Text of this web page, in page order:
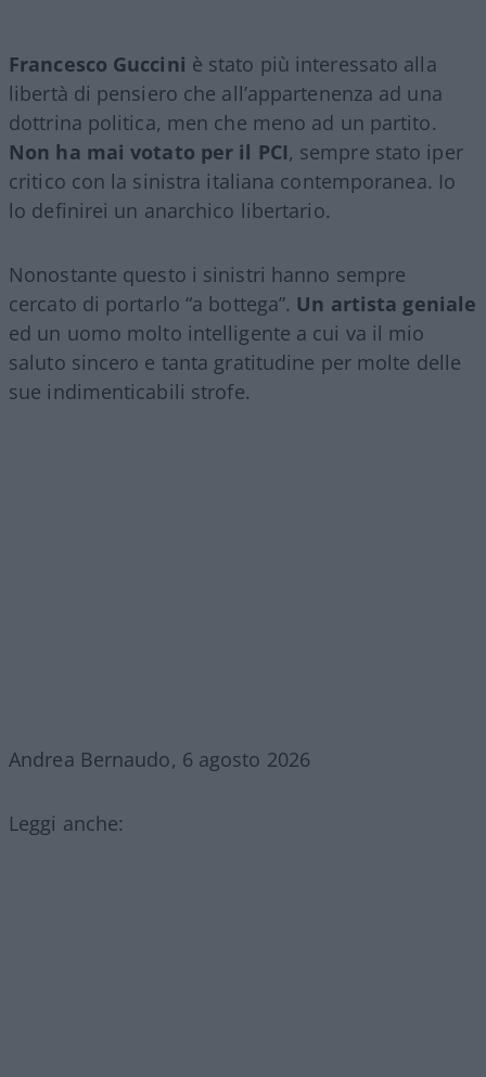
Francesco Guccini è stato più interessato alla
libertà di pensiero che all’appartenenza ad una
dottrina politica, men che meno ad un partito.
Non ha mai votato per il PCI, sempre stato iper
critico con la sinistra italiana contemporanea. Io
lo definirei un anarchico libertario.
Nonostante questo i sinistri hanno sempre
cercato di portarlo “a bottega”. Un artista geniale
ed un uomo molto intelligente a cui va il mio
saluto sincero e tanta gratitudine per molte delle
sue indimenticabili strofe.
Andrea Bernaudo, 6 agosto 2026
Leggi anche: